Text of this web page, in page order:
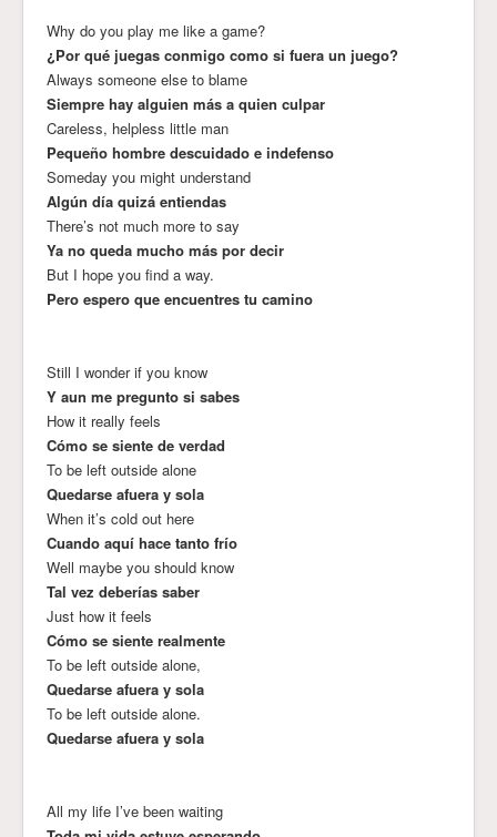
Why do you play me like a game?
¿Por qué juegas conmigo como si fuera un juego?
Always someone else to blame
Siempre hay alguien más a quien culpar
Careless, helpless little man
Pequeño hombre descuidado e indefenso
Someday you might understand
Algún día quizá entiendas
There’s not much more to say
Ya no queda mucho más por decir
But I hope you find a way.
Pero espero que encuentres tu camino
Still I wonder if you know
Y aun me pregunto si sabes
How it really feels
Cómo se siente de verdad
To be left outside alone
Quedarse afuera y sola
When it’s cold out here
Cuando aquí hace tanto frío
Well maybe you should know
Tal vez deberías saber
Just how it feels
Cómo se siente realmente
To be left outside alone,
Quedarse afuera y sola
To be left outside alone.
Quedarse afuera y sola
All my life I’ve been waiting